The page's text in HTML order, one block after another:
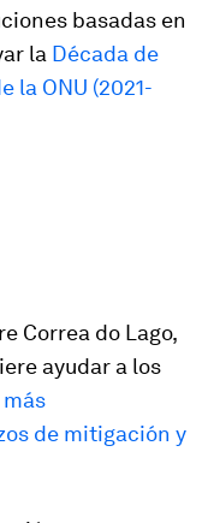
basadas en
la Década de
la ONU (2021-
Correa do Lago,
ayudar a los
de mitigación y